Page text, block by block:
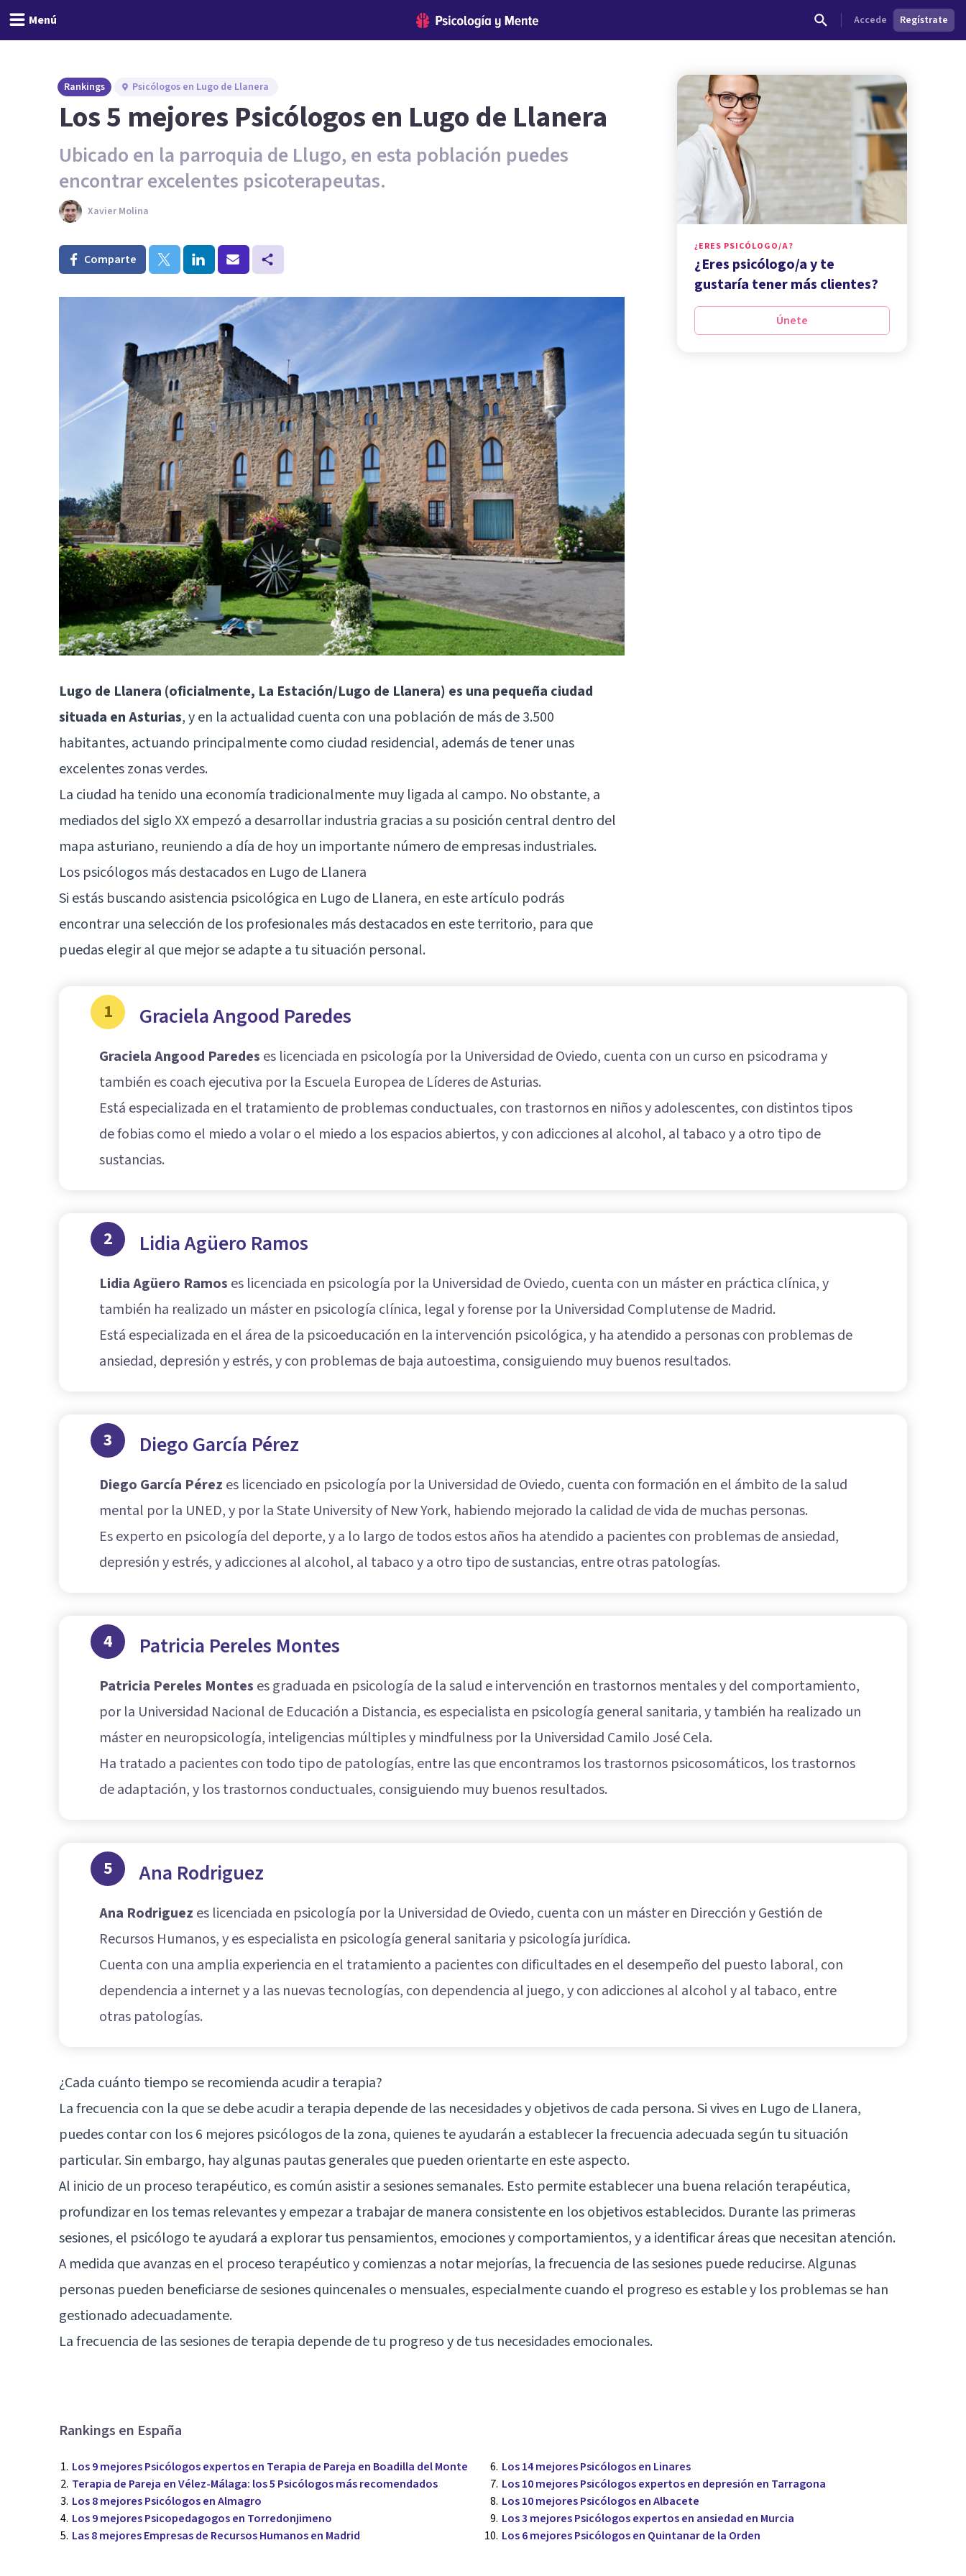
Menú Accede Regístrate
Rankings Psicólogos en Lugo de Llanera
Los 5 mejores Psicólogos en Lugo de Llanera
Ubicado en la parroquia de Llugo, en esta población puedes
encontrar excelentes psicoterapeutas.
Xavier Molina
Comparte
Lugo de Llanera (oficialmente, La Estación/Lugo de Llanera) es una pequeña ciudad
situada en Asturias, y en la actualidad cuenta con una población de más de 3.500
habitantes, actuando principalmente como ciudad residencial, además de tener unas
excelentes zonas verdes.
La ciudad ha tenido una economía tradicionalmente muy ligada al campo. No obstante, a
mediados del siglo XX empezó a desarrollar industria gracias a su posición central dentro del
mapa asturiano, reuniendo a día de hoy un importante número de empresas industriales.
Los psicólogos más destacados en Lugo de Llanera
Si estás buscando asistencia psicológica en Lugo de Llanera, en este artículo podrás
encontrar una selección de los profesionales más destacados en este territorio, para que
puedas elegir al que mejor se adapte a tu situación personal.
¿ERES PSICÓLOGO/A?
¿Eres psicólogo/a y te
gustaría tener más clientes?
Únete
1 Graciela Angood Paredes
Graciela Angood Paredes es licenciada en psicología por la Universidad de Oviedo, cuenta con un curso en psicodrama y
también es coach ejecutiva por la Escuela Europea de Líderes de Asturias.
Está especializada en el tratamiento de problemas conductuales, con trastornos en niños y adolescentes, con distintos tipos
de fobias como el miedo a volar o el miedo a los espacios abiertos, y con adicciones al alcohol, al tabaco y a otro tipo de
sustancias.
2 Lidia Agüero Ramos
Lidia Agüero Ramos es licenciada en psicología por la Universidad de Oviedo, cuenta con un máster en práctica clínica, y
también ha realizado un máster en psicología clínica, legal y forense por la Universidad Complutense de Madrid.
Está especializada en el área de la psicoeducación en la intervención psicológica, y ha atendido a personas con problemas de
ansiedad, depresión y estrés, y con problemas de baja autoestima, consiguiendo muy buenos resultados.
3 Diego García Pérez
Diego García Pérez es licenciado en psicología por la Universidad de Oviedo, cuenta con formación en el ámbito de la salud
mental por la UNED, y por la State University of New York, habiendo mejorado la calidad de vida de muchas personas.
Es experto en psicología del deporte, y a lo largo de todos estos años ha atendido a pacientes con problemas de ansiedad,
depresión y estrés, y adicciones al alcohol, al tabaco y a otro tipo de sustancias, entre otras patologías.
4 Patricia Pereles Montes
Patricia Pereles Montes es graduada en psicología de la salud e intervención en trastornos mentales y del comportamiento,
por la Universidad Nacional de Educación a Distancia, es especialista en psicología general sanitaria, y también ha realizado un
máster en neuropsicología, inteligencias múltiples y mindfulness por la Universidad Camilo José Cela.
Ha tratado a pacientes con todo tipo de patologías, entre las que encontramos los trastornos psicosomáticos, los trastornos
de adaptación, y los trastornos conductuales, consiguiendo muy buenos resultados.
5 Ana Rodriguez
Ana Rodriguez es licenciada en psicología por la Universidad de Oviedo, cuenta con un máster en Dirección y Gestión de
Recursos Humanos, y es especialista en psicología general sanitaria y psicología jurídica.
Cuenta con una amplia experiencia en el tratamiento a pacientes con dificultades en el desempeño del puesto laboral, con
dependencia a internet y a las nuevas tecnologías, con dependencia al juego, y con adicciones al alcohol y al tabaco, entre
otras patologías.
¿Cada cuánto tiempo se recomienda acudir a terapia?
La frecuencia con la que se debe acudir a terapia depende de las necesidades y objetivos de cada persona. Si vives en Lugo de Llanera,
puedes contar con los 6 mejores psicólogos de la zona, quienes te ayudarán a establecer la frecuencia adecuada según tu situación
particular. Sin embargo, hay algunas pautas generales que pueden orientarte en este aspecto.
Al inicio de un proceso terapéutico, es común asistir a sesiones semanales. Esto permite establecer una buena relación terapéutica,
profundizar en los temas relevantes y empezar a trabajar de manera consistente en los objetivos establecidos. Durante las primeras
sesiones, el psicólogo te ayudará a explorar tus pensamientos, emociones y comportamientos, y a identificar áreas que necesitan atención.
A medida que avanzas en el proceso terapéutico y comienzas a notar mejorías, la frecuencia de las sesiones puede reducirse. Algunas
personas pueden beneficiarse de sesiones quincenales o mensuales, especialmente cuando el progreso es estable y los problemas se han
gestionado adecuadamente.
La frecuencia de las sesiones de terapia depende de tu progreso y de tus necesidades emocionales.
Rankings en España
Los 9 mejores Psicólogos expertos en Terapia de Pareja en Boadilla del Monte
Terapia de Pareja en Vélez-Málaga: los 5 Psicólogos más recomendados
Los 8 mejores Psicólogos en Almagro
Los 9 mejores Psicopedagogos en Torredonjimeno
Las 8 mejores Empresas de Recursos Humanos en Madrid
Los 14 mejores Psicólogos en Linares
Los 10 mejores Psicólogos expertos en depresión en Tarragona
Los 10 mejores Psicólogos en Albacete
Los 3 mejores Psicólogos expertos en ansiedad en Murcia
Los 6 mejores Psicólogos en Quintanar de la Orden